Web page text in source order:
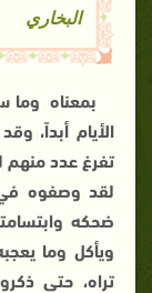
البخاري
بمعناه وما
الأيام أبداً،
تفرغ عدد منهم
لقد وصفوه
ضحكه
ويأكل وما
تراه، حتى